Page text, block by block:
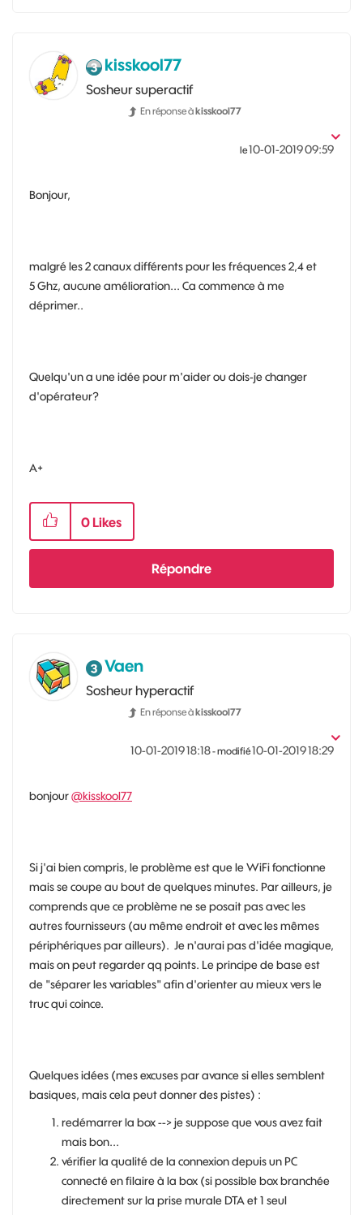
kisskool77
Sosheur superactif
En réponse àkisskool77
le‎10-01-201909:59
Bonjour,
malgré les 2 canaux différents pour les fréquences 2,4 et
5 Ghz, aucune amélioration... Ca commence à me
déprimer..
Quelqu'un a une idée pour m'aider ou dois-je changer
d'opérateur?
A+
0 Likes
Répondre
Vaen
Sosheur hyperactif
En réponse àkisskool77
‎10-01-201918:18- modifié‎10-01-201918:29
bonjour@kisskool77
Si j'ai bien compris, le problème est que le WiFi fonctionne
mais se coupe au bout de quelques minutes. Par ailleurs, je
comprends que ce problème ne se posait pas avec les
autres fournisseurs (au même endroit et avec les mêmes
périphériques par ailleurs). Je n'aurai pas d'idée magique,
mais on peut regarder qq points. Le principe de base est
de "séparer les variables" afin d'orienter au mieux vers le
truc qui coince.
Quelques idées (mes excuses par avance si elles semblent
basiques, mais cela peut donner des pistes) :
redémarrer la box --> je suppose que vous avez fait
mais bon...
vérifier la qualité de la connexion depuis un PC
connecté en filaire à la box (si possible box branchée
directement sur la prise murale DTA et 1 seul